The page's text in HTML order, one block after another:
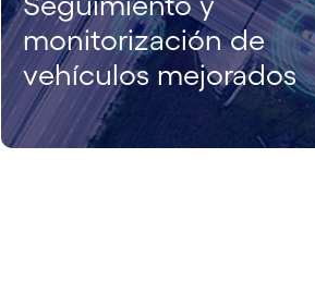
monitorización de
vehículos mejorados